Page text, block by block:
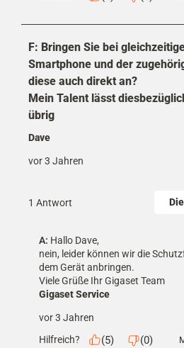
F: Bringen Sie bei
Smartphone und der
diese auch direkt an?
Mein Talent lässt
übrig
Dave
vor 3 Jahren
1 Antwort
A: Hallo Dave,
nein, leider können wir die
dem Gerät anbringen.
Viele Grüße Ihr Gigaset Team
Gigaset Service
vor 3 Jahren
Hilfreich?
(5) (0)